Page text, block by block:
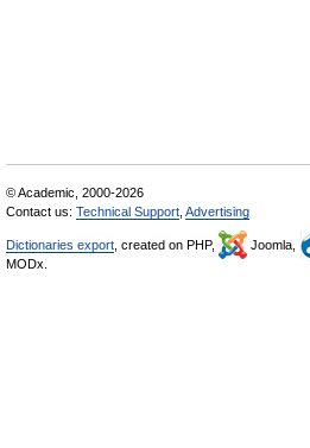
© Academic, 2000-2026
Contact us: Technical Support Advertising
Dictionaries export , created on PHP, Joomla,
MODx.